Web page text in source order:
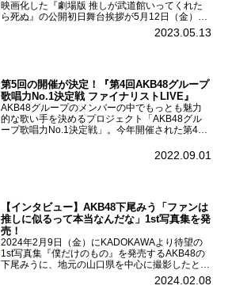
映画化した『劇場版 推しが武道館いってくれた
ら死ぬ』の公開初日舞台挨拶が5月12日（金）新
宿バルト9で開催され、出演者の松村沙友理、中
村里帆、MOMO(@onefive)、KANO(@onefi...
2023.05.13
第5回の開催が決定！『第4回AKB48グループ
歌唱力No.1決定戦 ファイナリストLIVE』
AKB48グループのメンバーの中でもっとも魅力
的な歌い手を決めるプロジェクト「AKB48グル
ープ歌唱力No.1決定戦」。今年開催された第4回
る一夜限りのライブイベント「ファイナリスト
2022.09.01
【インタビュー】AKB48下尾みう「ファンは
推しに似るって本当なんだな」1st写真集を発
売！
2024年2月9日（金）にKADOKAWAより待望の
1st写真集『僕だけのもの』を発売するAKB48の
下尾みうに、地元の山口県を中心に撮影したとい
う今回の写真集についてインタビューをお願いし
た。1st写真集『僕だけのもの』を発売する2024.02.08